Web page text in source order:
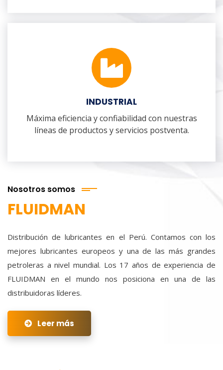
INDUSTRIAL
Máxima eficiencia y confiabilidad con nuestras
líneas de productos y servicios postventa.
Nosotros somos
FLUIDMAN
Distribución de lubricantes en el Perú. Contamos con los
mejores lubricantes europeos y una de las más grandes
petroleras a nivel mundial. Los 17 años de experiencia de
FLUIDMAN en el mundo nos posiciona en una de las
distribuidoras líderes.
Leer más